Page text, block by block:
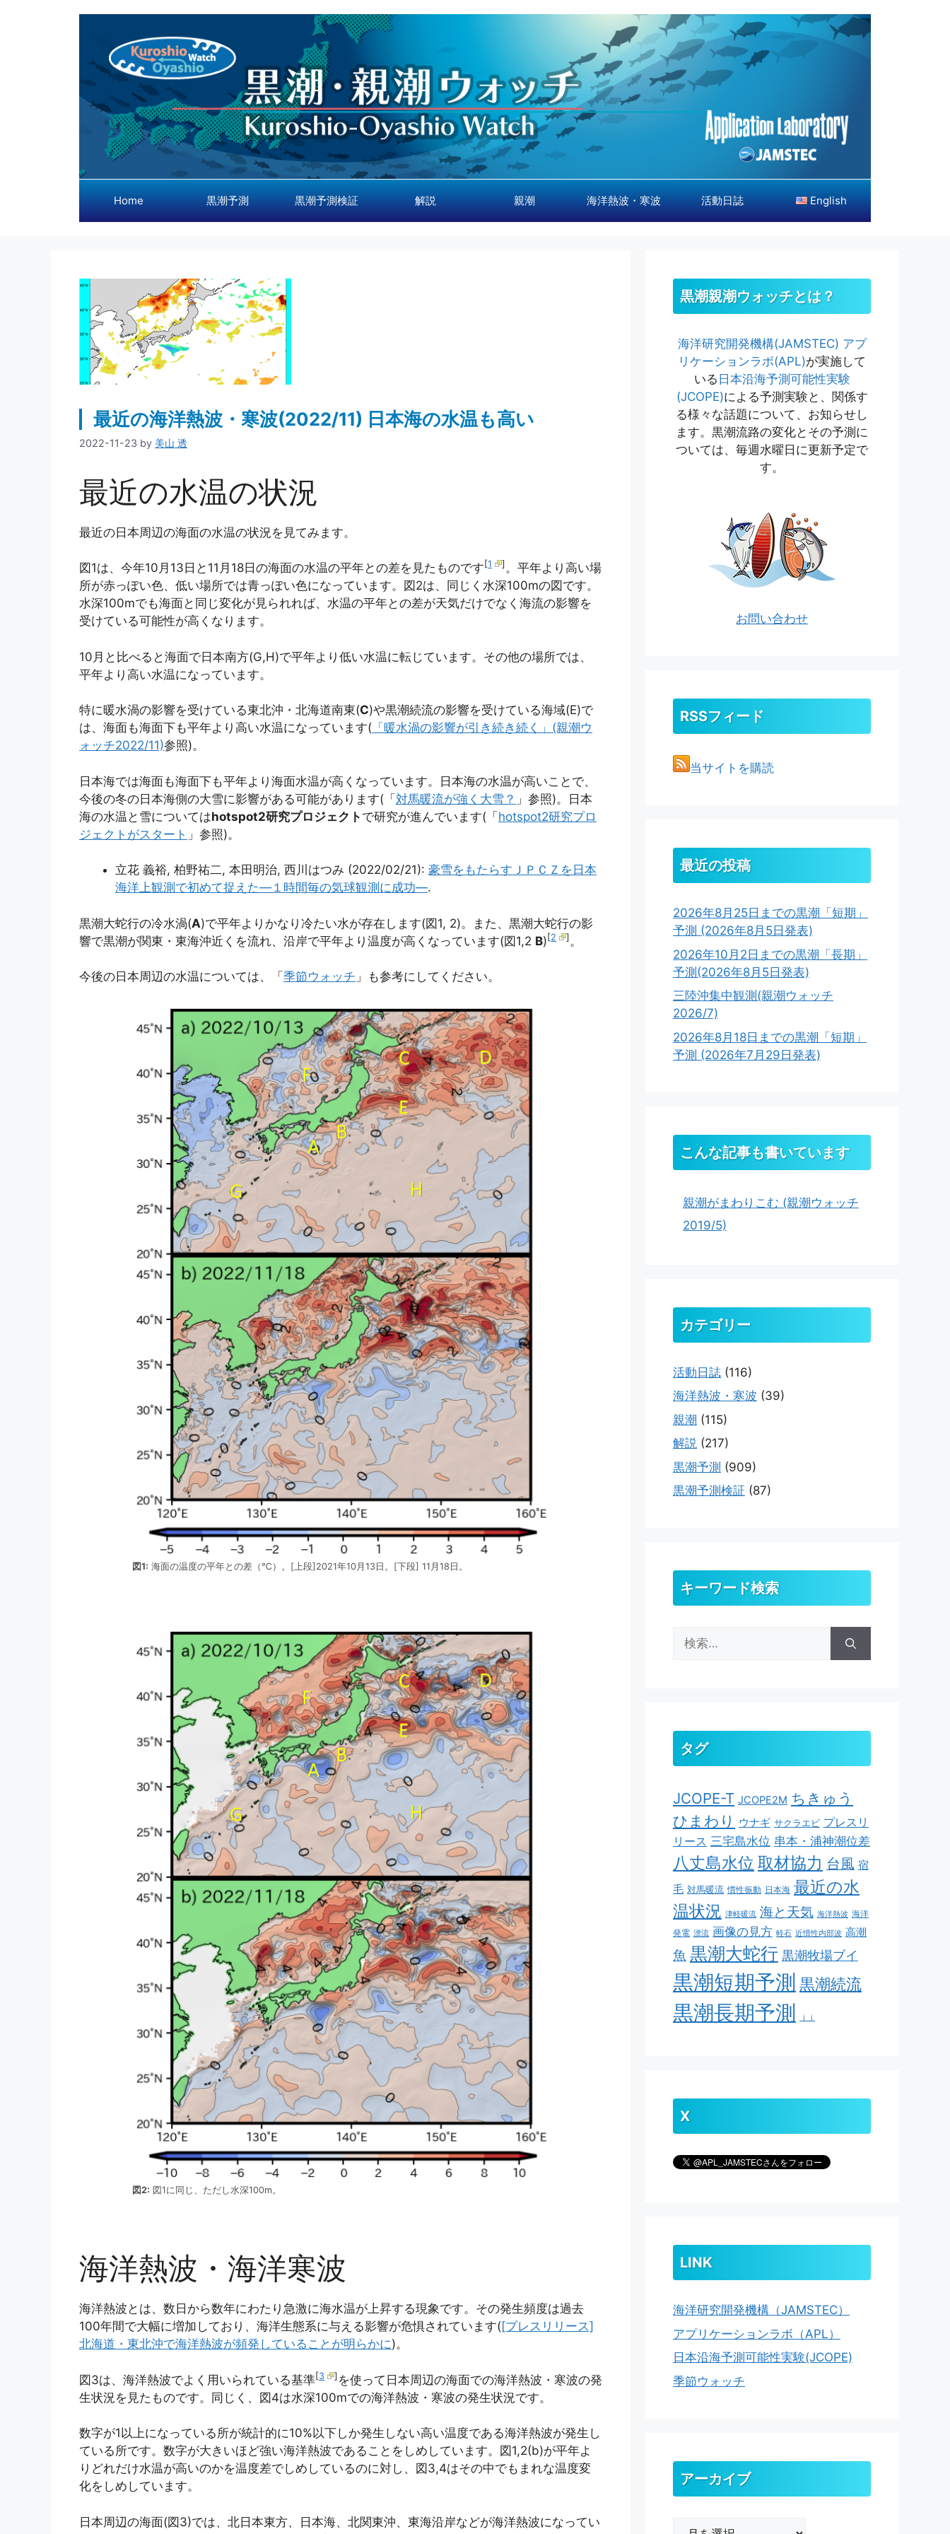
Home 黒潮予測 黒潮予測検証 解説 親潮 海洋熱波・寒波 活動日誌 English
最近の海洋熱波・寒波(2022/11) 日本海の水温も高い
2022-11-23 by 美山 透
最近の水温の状況
最近の日本周辺の海面の水温の状況を見てみます。
図1は、今年10月13日と11月18日の海面の水温の平年との差を見たものです [1 ] 。平年より高い場
所が赤っぽい色、低い場所では青っぽい色になっています。図2は、同じく水深100mの図です。
水深100mでも海面と同じ変化が見られれば、水温の平年との差が天気だけでなく海流の影響を
受けている可能性が高くなります。
10月と比べると海面で日本南方(G,H)で平年より低い水温に転じています。その他の場所では、
平年より高い水温になっています。
特に暖水渦の影響を受けている東北沖・北海道南東(C)や黒潮続流の影響を受けている海域(E)で
は、海面も海面下も平年より高い水温になっています( 「暖水渦の影響が引き続き続く」(親潮ウ
ォッチ2022/11)参照)。
日本海では海面も海面下も平年より海面水温が高くなっています。日本海の水温が高いことで、
今後の冬の日本海側の大雪に影響がある可能があります(「対馬暖流が強く大雪？ 」参照)。日本
海の水温と雪についてはhotspot2研究プロジェクト で研究が進んでいます(「hotspot2研究プロ
ジェクトがスタート 」参照)。
立花 義裕, 柏野祐二, 本田明治, 西川はつみ (2022/02/21): 豪雪をもたらすＪＰＣＺを日本
海洋上観測で初めて捉えた―１時間毎の気球観測に成功―.
黒潮大蛇行の冷水渦(A)で平年よりかなり冷たい水が存在します(図1, 2)。また、黒潮大蛇行の影
響で黒潮が関東・東海沖近くを流れ、沿岸で平年より温度が高くなっています(図1,2 B)[2 ] 。
今後の日本周辺の水温については、「 季節ウォッチ 」も参考にしてください。
図1: 海面の温度の平年との差（℃）。[上段]2021年10月13日。[下段] 11月18日。
図2: 図1に同じ、ただし水深100m。
海洋熱波・海洋寒波
海洋熱波とは、数日から数年にわたり急激に海水温が上昇する現象です。その発生頻度は過去
100年間で大幅に増加しており、海洋生態系に与える影響が危惧されています([プレスリリース]
北海道・東北沖で海洋熱波が頻発していることが明らかに)。
図3は、海洋熱波でよく用いられている基準[3 ] を使って日本周辺の海面での海洋熱波・寒波の発
生状況を見たものです。同じく、図4は水深100mでの海洋熱波・寒波の発生状況です。
数字が1以上になっている所が統計的に10%以下しか発生しない高い温度である海洋熱波が発生し
ている所です。数字が大きいほど強い海洋熱波であることをしめしています。図1,2(b)が平年よ
りどれだけ水温が高いのかを温度差でしめしているのに対し、図3,4はその中でもまれな温度変
化をしめしています。
日本周辺の海面(図3)では、北日本東方、日本海、北関東沖、東海沿岸などが海洋熱波になってい
黒潮親潮ウォッチとは？
海洋研究開発機構(JAMSTEC) アプ
リケーションラボ(APL)が実施して
いる 日本沿海予測可能性実験
(JCOPE)による予測実験と、関係す
る様々な話題について、お知らせし
ます。黒潮流路の変化とその予測に
ついては、毎週水曜日に更新予定で
す。
お問い合わせ
RSSフィード
当サイトを購読
最近の投稿
2026年8月25日までの黒潮「短期」
予測 (2026年8月5日発表)
2026年10月2日までの黒潮「長期」
予測(2026年8月5日発表)
三陸沖集中観測(親潮ウォッチ
2026/7)
2026年8月18日までの黒潮「短期」
予測 (2026年7月29日発表)
こんな記事も書いています
親潮がまわりこむ (親潮ウォッチ
2019/5)
カテゴリー
活動日誌 (116)
海洋熱波・寒波 (39)
親潮 (115)
解説 (217)
黒潮予測 (909)
黒潮予測検証 (87)
キーワード検索
索:
タグ
JCOPE-T JCOPE2M ちきゅう
ひまわり
ウナギ サクラエビ プレスリ
リース 三宅島水位 串本・浦神潮位差
八丈島水位 取材協力 台風 宿
毛 対馬暖流 慣性振動 日本海 最近の水
温状況 津軽暖流 海と天気 海洋熱波 海洋
発電 漂流 画像の見方 軽石 近慣性内部波 高潮
魚 黒潮大蛇行 黒潮牧場ブイ
黒潮短期予測 黒潮続流
黒潮長期予測 ｊｊ
X
LINK
海洋研究開発機構（JAMSTEC）
アプリケーションラボ（APL）
日本沿海予測可能性実験(JCOPE)
季節ウォッチ
アーカイブ